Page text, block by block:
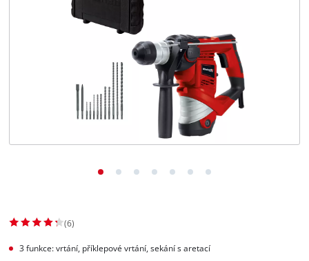
(6)
3 funkce: vrtání, příklepové vrtání, sekání s aretací